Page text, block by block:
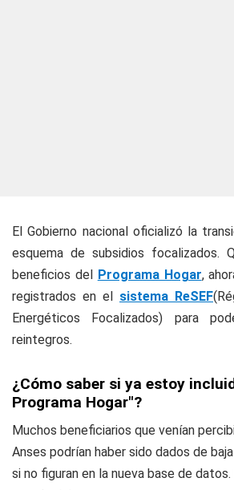
El Gobierno nacional oficializó la
esquema de subsidios focalizados.
beneficios del Programa Hogar,
registrados en el sistema ReSEF
Energéticos Focalizados) para
reintegros.
¿Cómo saber si ya estoy
Programa Hogar"?
Muchos beneficiarios que venían
Anses podrían haber sido dados de
si no figuran en la nueva base de